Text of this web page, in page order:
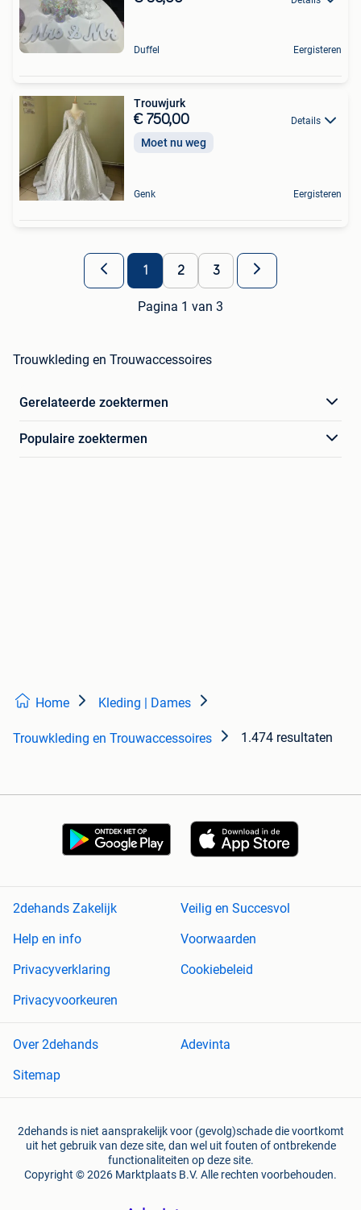
Duffel Eergisteren
Trouwjurk
€ 750,00 Details
Moet nu weg
Genk Eergisteren
1 2 3
Pagina 1 van 3
Trouwkleding en Trouwaccessoires
Gerelateerde zoektermen
Populaire zoektermen
Home Kleding | Dames
Trouwkleding en Trouwaccessoires 1.474 resultaten
2dehands Zakelijk
Veilig en Succesvol
Help en info
Voorwaarden
Privacyverklaring
Cookiebeleid
Privacyvoorkeuren
Over 2dehands
Adevinta
Sitemap
2dehands is niet aansprakelijk voor (gevolg)schade die voortkomt
uit het gebruik van deze site, dan wel uit fouten of ontbrekende
functionaliteiten op deze site.
Copyright © 2026 Marktplaats B.V. Alle rechten voorbehouden.